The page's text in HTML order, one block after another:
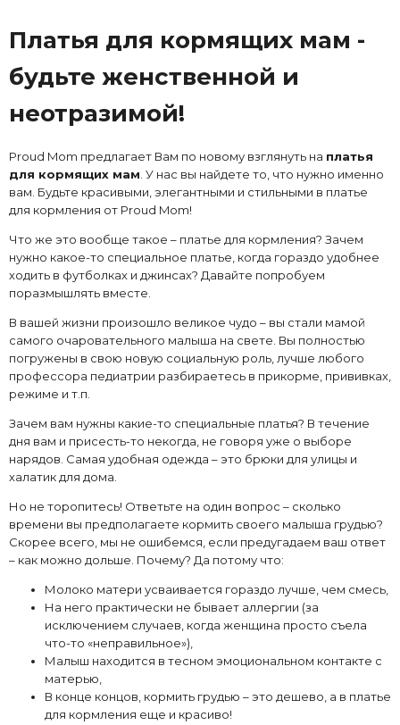
Платья для кормящих мам -
будьте женственной и
неотразимой!
Proud Mom предлагает Вам по новому взглянуть на платья
для кормящих мам. У нас вы найдете то, что нужно именно
вам. Будьте красивыми, элегантными и стильными в платье
для кормления от Proud Mom!
Что же это вообще такое – платье для кормления? Зачем
нужно какое-то специальное платье, когда гораздо удобнее
ходить в футболках и джинсах? Давайте попробуем
поразмышлять вместе.
В вашей жизни произошло великое чудо – вы стали мамой
самого очаровательного малыша на свете. Вы полностью
погружены в свою новую социальную роль, лучше любого
профессора педиатрии разбираетесь в прикорме, прививках,
режиме и т.п.
Зачем вам нужны какие-то специальные платья? В течение
дня вам и присесть-то некогда, не говоря уже о выборе
нарядов. Самая удобная одежда – это брюки для улицы и
халатик для дома.
Но не торопитесь! Ответьте на один вопрос – сколько
времени вы предполагаете кормить своего малыша грудью?
Скорее всего, мы не ошибемся, если предугадаем ваш ответ
– как можно дольше. Почему? Да потому что:
Молоко матери усваивается гораздо лучше, чем смесь,
На него практически не бывает аллергии (за
исключением случаев, когда женщина просто съела
что-то «неправильное»),
Малыш находится в тесном эмоциональном контакте с
матерью,
В конце концов, кормить грудью – это дешево, а в платье
для кормления еще и красиво!